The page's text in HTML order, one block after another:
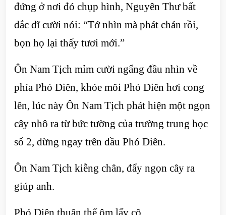
đứng ở nơi đó chụp hình, Nguyên Thư bất
đắc dĩ cười nói: “Tớ nhìn mà phát chán rồi,
bọn họ lại thấy tươi mới.”
Ôn Nam Tịch mỉm cười ngẩng đầu nhìn về
phía Phó Diên, khóe môi Phó Diên hơi cong
lên, lúc này Ôn Nam Tịch phát hiện một ngọn
cây nhô ra từ bức tường của trường trung học
số 2, dừng ngay trên đầu Phó Diên.
Ôn Nam Tịch kiễng chân, đẩy ngọn cây ra
giúp anh.
Phó Diên thuận thế ôm lấy cô.